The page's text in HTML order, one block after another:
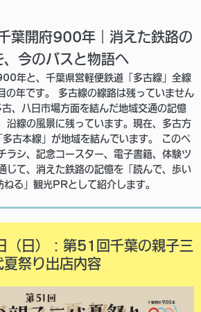
葉開府900年｜消えた鉄路の
、今のバスと物語へ
年と、千葉県営軽便鉄道「多古線」全線
の年です。 多古線の線路は残っていません
、八日市場方面を結んだ地域交通の記憶
沿線の風景に残っています。現在、多古方
古本線」が地域を結んでいます。 このペ
ラシ、記念コースター、電子書籍、体験ツ
じて、消えた鉄路の記憶を「読んで、歩い
ねる」観光PRとして紹介します。
日）：第51回千葉の親子三
夏祭り出店内容